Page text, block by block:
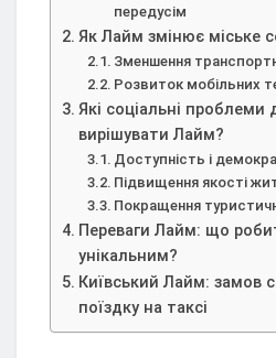
передусім
Як Лайм змінює міське
Зменшення
Розвиток мобільних
Які соціальні проблеми
вирішувати Лайм?
Доступність і
Підвищення якості
Покращення
Переваги Лайм: що
унікальним?
Київський Лайм: замов
поїздку на таксі